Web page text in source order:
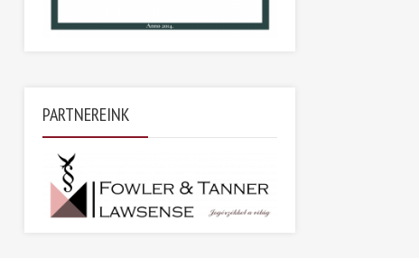
PARTNEREINK